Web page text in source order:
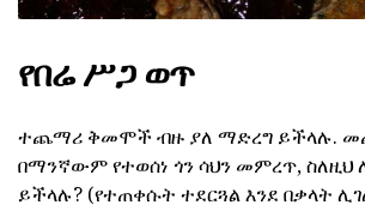
የበሬ ሥጋ ወጥ
ተጨማሪ ቅመሞች ብዙ ያለ ማድረግ ይችላሉ.
በማንኛውም የተወሰነ ጎን ሳህን መምረጥ, ስለዚህ
ይችላሉ? (የተጠቀሱት ተደርጓል እንደ በቃላት